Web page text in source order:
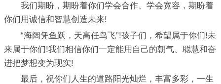
我们期盼，期盼着你们学会合作、学会宽容，期盼着
你们用诚信和智慧创造未来!
“海阔凭鱼跃，天高任鸟飞”!孩子们，希望属于你们!未
来属于你们!我们相信你们一定能用自己的朝气、聪慧和奋
进把梦想变为现实!
最后，祝你们人生的道路阳光灿烂，丰富多彩，一生